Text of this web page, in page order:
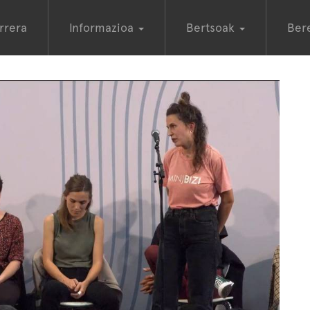
Informazioa Bertsoak